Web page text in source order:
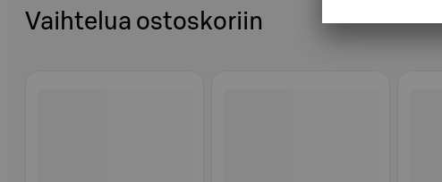
Vaihtelua ostoskoriin